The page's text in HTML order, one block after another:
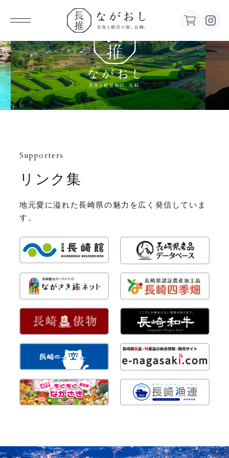
ながお
し 美食
と絶景の
Supporters
リンク集
地元愛に溢れた長崎県の魅力を広く発信していま
す。